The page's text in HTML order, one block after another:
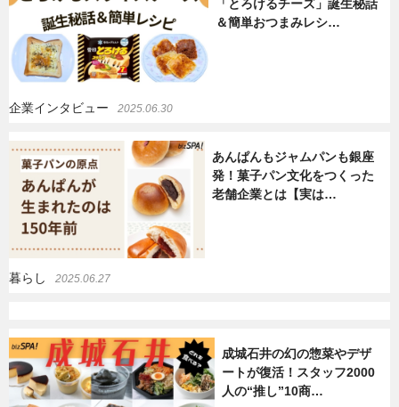
暮らし
「とろけるチーズ」誕生秘話
＆簡単おつまみレシ…
企業インタビュー 2025.06.30
あんぱんもジャムパンも銀座
発！菓子パン文化をつくった
老舗企業とは【実は…
暮らし 2025.06.27
成城石井の幻の惣菜やデザ
ートが復活！スタッフ2000
人の“推し”10商…